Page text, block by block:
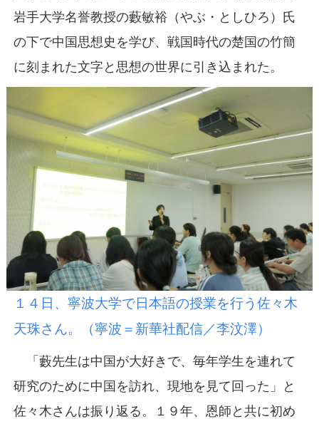
岩手大学名誉教授の藪敏裕（やぶ・としひろ）氏
の下で中国思想史を学び、戦国時代の楚国の竹簡
に刻まれた文字と思想の世界に引き込まれた。
１４日、寧波大学で日本語の授業を行う佐々木
天珠さん。（寧波＝新華社配信／李汶澤）
「藪先生は中国が大好きで、毎年学生を連れて
研究のために中国を訪れ、現地を見て回った」と
佐々木さんは振り返る。１９年、恩師と共に初め